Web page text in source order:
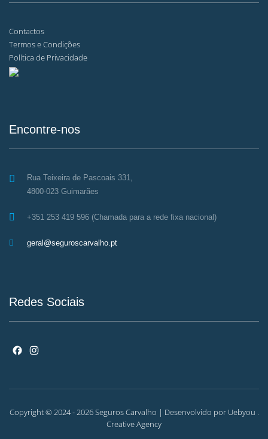
Contactos
Termos e Condições
Política de Privacidade
Encontre-nos
Rua Teixeira de Pascoais 331,
4800-023 Guimarães
+351 253 419 596 (Chamada para a rede fixa nacional)
geral@seguroscarvalho.pt
Redes Sociais
Facebook
Copyright © 2024- 2026 Seguros Carvalho | Desenvolvido por Uebyou .
Creative Agency